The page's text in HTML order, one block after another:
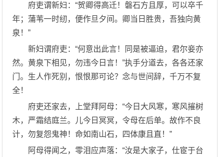
府吏谓新妇：“贺卿得高迁！磐石方且厚，可以卒千
年；蒲苇一时纫，便作旦夕间。卿当日胜贵，吾独向黄
泉！”
新妇谓府吏：“何意出此言！同是被逼迫，君尔妾亦
然。黄泉下相见，勿违今日言！”执手分道去，各各还家
门。生人作死别，恨恨那可论？念与世间辞，千万不复
全！
府吏还家去，上堂拜阿母：“今日大风寒，寒风摧树
木，严霜结庭兰。儿今日冥冥，令母在后单。故作不良
计，勿复怨鬼神！命如南山石，四体康且直！”
阿母得闻之，零泪应声落：“汝是大家子，仕宦于台